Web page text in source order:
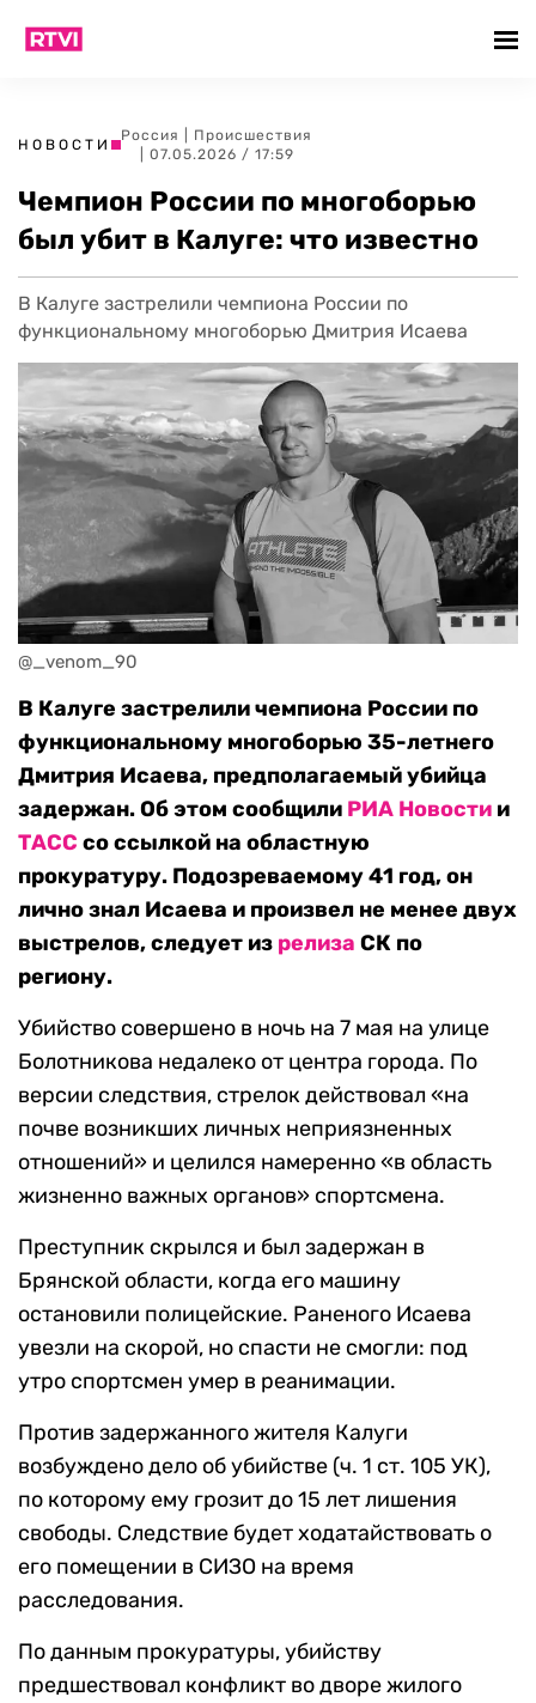
НОВОСТИ
Россия
Происшествия
| 07.05.2026 / 17:59
Чемпион России по многоборью
был убит в Калуге: что известно
В Калуге застрелили чемпиона России по
функциональному многоборью Дмитрия Исаева
@_venom_90
В Калуге застрелили чемпиона России по
функциональному многоборью 35-летнего
Дмитрия Исаева, предполагаемый убийца
задержан. Об этом сообщили РИА Новости и
ТАСС со ссылкой на областную
прокуратуру. Подозреваемому 41 год, он
лично знал Исаева и произвел не менее двух
выстрелов, следует из релиза СК по
региону.
Убийство совершено в ночь на 7 мая на улице
Болотникова недалеко от центра города. По
версии следствия, стрелок действовал «на
почве возникших личных неприязненных
отношений» и целился намеренно «в область
жизненно важных органов» спортсмена.
Преступник скрылся и был задержан в
Брянской области, когда его машину
остановили полицейские. Раненого Исаева
увезли на скорой, но спасти не смогли: под
утро спортсмен умер в реанимации.
Против задержанного жителя Калуги
возбуждено дело об убийстве (ч. 1 ст. 105 УК),
по которому ему грозит до 15 лет лишения
свободы. Следствие будет ходатайствовать о
его помещении в СИЗО на время
расследования.
По данным прокуратуры, убийству
предшествовал конфликт во дворе жилого